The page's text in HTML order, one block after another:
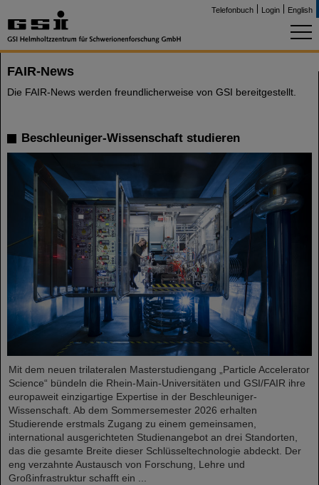
Telefonbuch Login English
FAIR-News
Die FAIR-News werden freundlicherweise von GSI bereitgestellt.
Beschleuniger-Wissenschaft studieren
Mit dem neuen trilateralen Masterstudiengang „Particle Accelerator
Science“ bündeln die Rhein-Main-Universitäten und GSI/FAIR ihre
europaweit einzigartige Expertise in der Beschleuniger-
Wissenschaft. Ab dem Sommersemester 2026 erhalten
Studierende erstmals Zugang zu einem gemeinsamen,
international ausgerichteten Studienangebot an drei Standorten,
das die gesamte Breite dieser Schlüsseltechnologie abdeckt. Der
eng verzahnte Austausch von Forschung, Lehre und
Großinfrastruktur schafft ein ...